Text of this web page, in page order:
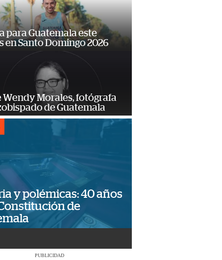
para Guatemala este
en Santo Domingo 2026
Wendy Morales, fotógrafa
de Guatemala
y polémicas: 40 años
de
PUBLICIDAD